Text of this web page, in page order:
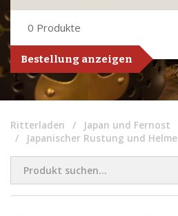
0 Produkte
Bestellung anzeigen
Ritterladen
Japan und Fernost
Japanischer Rustung und Helme